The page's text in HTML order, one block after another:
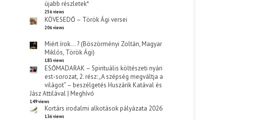
újabb részletek*
256 views
KÖVESEDŐ – Török Ági versei
206 views
Miért írok… ? (Böszörményi Zoltán, Magyar
Miklós, Török Ági)
183 views
ESŐMADARAK – Spirituális költészeti nyári
est-sorozat, 2. rész: „A szépség megváltja a
világot” – beszélgetés Huszárik Katával és
Jász Attilával | Meghívó
149 views
Kortárs irodalmi alkotások pályázata 2026
136 views